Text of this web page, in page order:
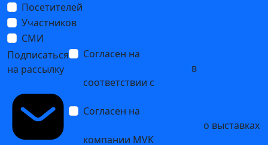
Посетителей
Участников
СМИ
Подписаться
на рассылку
Согласен на
в
соответствии с
Согласен на
о выставках
компании MVK